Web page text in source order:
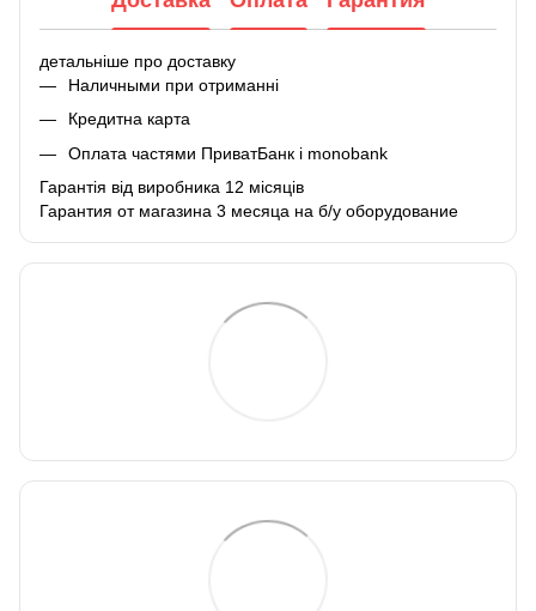
детальніше про доставку
Наличными при отриманні
Кредитна карта
Оплата частями ПриватБанк і monobank
Гарантія від виробника 12 місяців
Гарантия от магазина 3 месяца на б/у оборудование